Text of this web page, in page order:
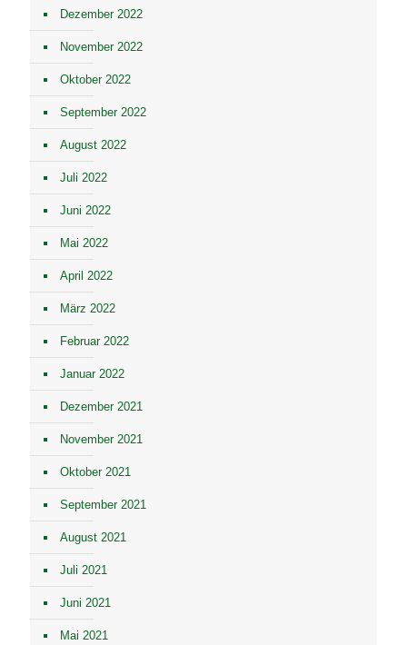
Dezember 2022
November 2022
Oktober 2022
September 2022
August 2022
Juli 2022
Juni 2022
Mai 2022
April 2022
März 2022
Februar 2022
Januar 2022
Dezember 2021
November 2021
Oktober 2021
September 2021
August 2021
Juli 2021
Juni 2021
Mai 2021